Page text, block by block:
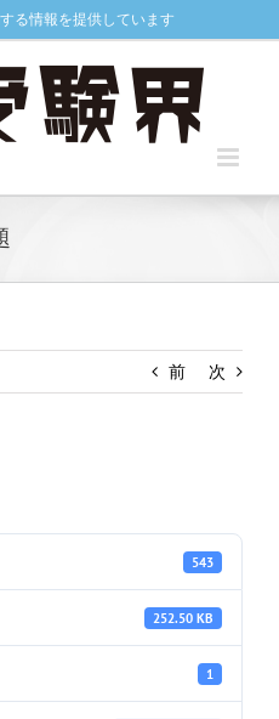
る情報を提供しています
前 次
543
252.50 KB
1